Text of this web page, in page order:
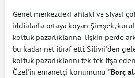
Genel merkezdeki ahlaki ve siyasi
iddialarla ortaya koyan Şimşek,
koltuk pazarlıklarına ilişkin perde
bu kadar net itiraf etti. Silivri'den
koltuk pazarlıklarını tek tek ifşa
Özel'in emanetçi konumunu "Borç